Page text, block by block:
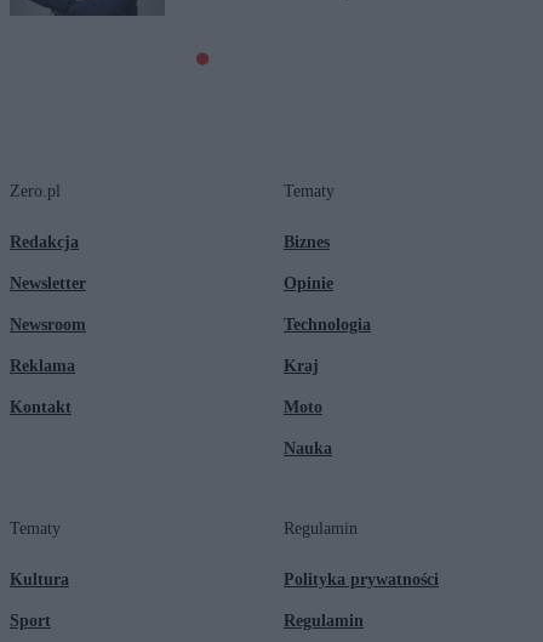
Zero.pl
Redakcja
Newsletter
Newsroom
Reklama
Kontakt
Tematy
Biznes
Opinie
Technologia
Kraj
Moto
Nauka
Tematy
Kultura
Sport
Regulamin
Polityka prywatności
Regulamin